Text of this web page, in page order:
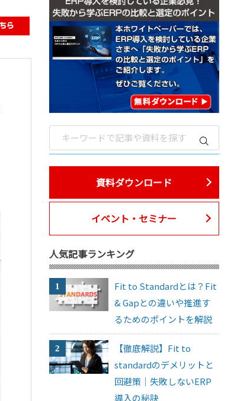
資料ダウンロード
イベント・セミナー
人気記事ランキング
Fit to Standardとは？Fit
& Gapとの違いや推進す
るためのポイントを解説
【徹底解説】Fit to
standardのデメリットと
回避策｜失敗しないERP
導入の秘訣